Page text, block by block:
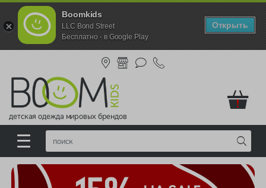
Boomkids
LLC Bond Street
Бесплатно - в Google Play
Открыть
детская одежда мировых брендов
!